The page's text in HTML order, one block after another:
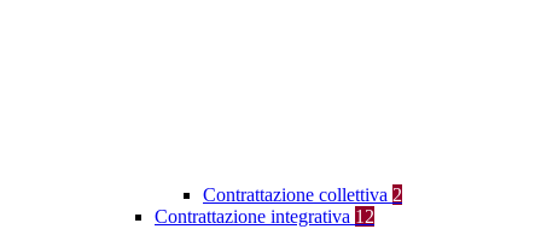
Contrattazione collettiva 2
Contrattazione integrativa 12